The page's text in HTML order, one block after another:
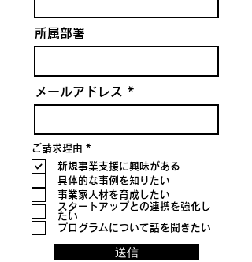
所属部署
メールアドレス
ご請求理由 *R
q
u
i
r
e
d
新規事業支援に興味がある
具体的な事例を知りたい
事業家人材を育成したい
スタートアップとの連携を強化し
たい
プログラムについて話を聞きたい
送信